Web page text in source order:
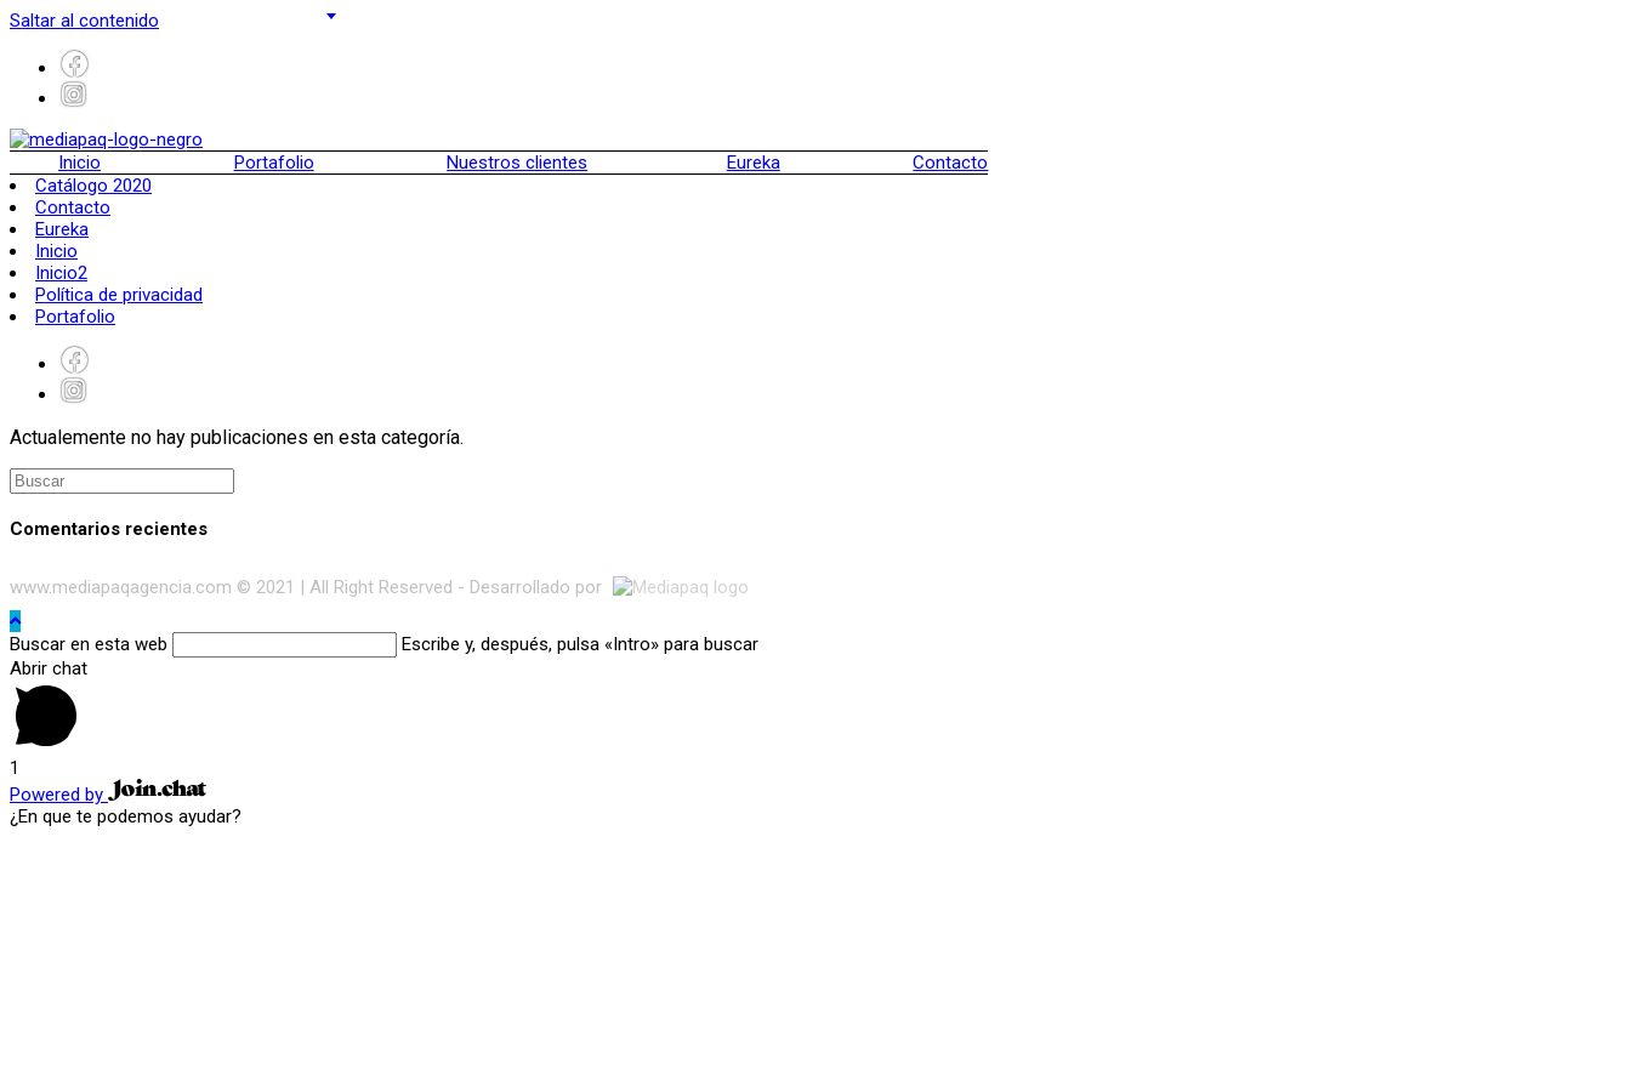
Saltar al contenido
Inicio Portafolio Nuestros clientes Eureka
Contacto
Catálogo 2020
Contacto
Eureka
Inicio
Inicio2
Política de privacidad
Portafolio
Actualemente no hay publicaciones en esta categoría.
Comentarios recientes
www.mediapaqagencia.com © 2021 | All Right Reserved - Desarrollado por
Buscar en esta web
Escribe y, después, pulsa «Intro» para buscar
Abrir chat
1
Powered by
¿En que te podemos ayudar?